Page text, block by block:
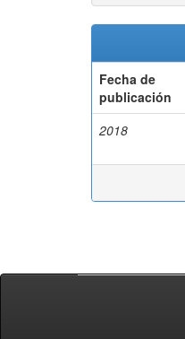
Fecha de
publicación
2018